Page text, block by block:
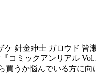
針金紳士 ガロウド
ミックアンリアル
うか悩んでいる方に